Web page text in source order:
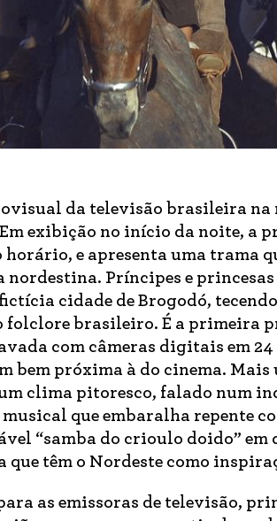
da televisão brasileira na
exibição no início da noite, a
e apresenta uma trama
Príncipes e princesas
cidade de Brogodó,
folclore brasileiro. É a primeira
com câmeras digitais em 24
bem próxima à do cinema. Mais
clima pitoresco, falado num
que embaralha repente
“samba do crioulo doido” em
têm o Nordeste como
as emissoras de televisão,